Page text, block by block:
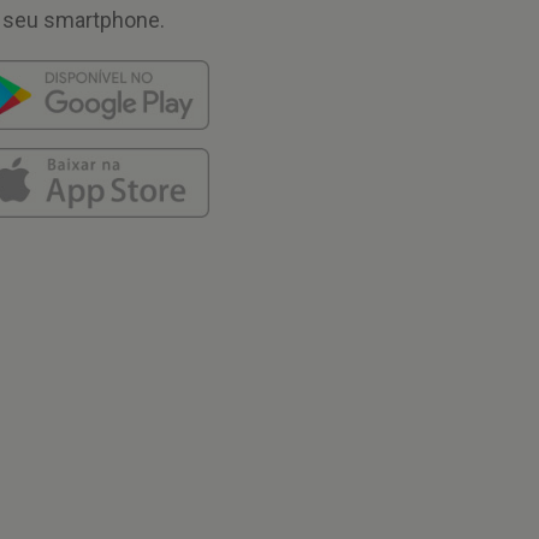
smartphone.